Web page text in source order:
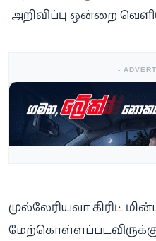
அறிவிப்பு ஒன்றை
-
முல்லேரியவா கிரிட்